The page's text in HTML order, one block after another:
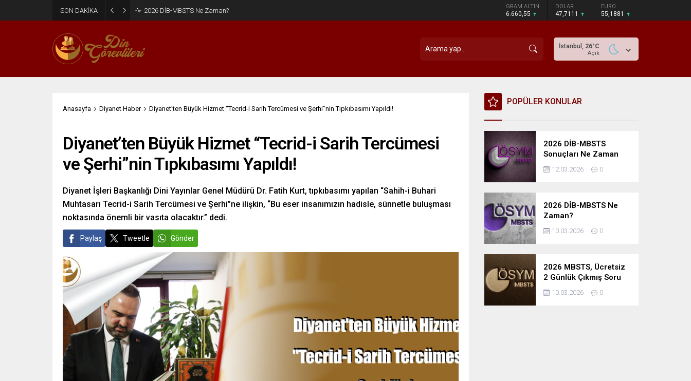
SON DAKİKA 2026 DİB-MBSTS Ne Zaman? GRAM ALTIN
6.660,55
DOLAR
47,7111
EURO
55,1881
İstanbul, 26°C
Açık
Anasayfa Diyanet Haber Diyanet’ten Büyük Hizmet “Tecrid-i Sarih Tercümesi ve Şerhi”nin Tıpkıbasımı Yapıldı!
Diyanet’ten Büyük Hizmet “Tecrid-i Sarih Tercümesi
ve Şerhi”nin Tıpkıbasımı Yapıldı!
Diyanet İşleri Başkanlığı Dini Yayınlar Genel Müdürü Dr. Fatih Kurt, tıpkıbasımı yapılan “Sahih-i Buhari
Muhtasarı Tecrid-i Sarih Tercümesi ve Şerhi”ne ilişkin, “Bu eser insanımızın hadisle, sünnetle buluşması
noktasında önemli bir vasıta olacaktır.” dedi.
Paylaş Tweetle Gönder
POPÜLER KONULAR
2026 DİB-MBSTS
Sonuçları Ne Zaman
Açıklanacak?
12.03.2026 0
2026 DİB-MBSTS Ne
Zaman?
10.03.2026 0
2026 MBSTS, Ücretsiz
2 Günlük Çıkmış Soru
Çözüm Kampı
10.03.2026 0